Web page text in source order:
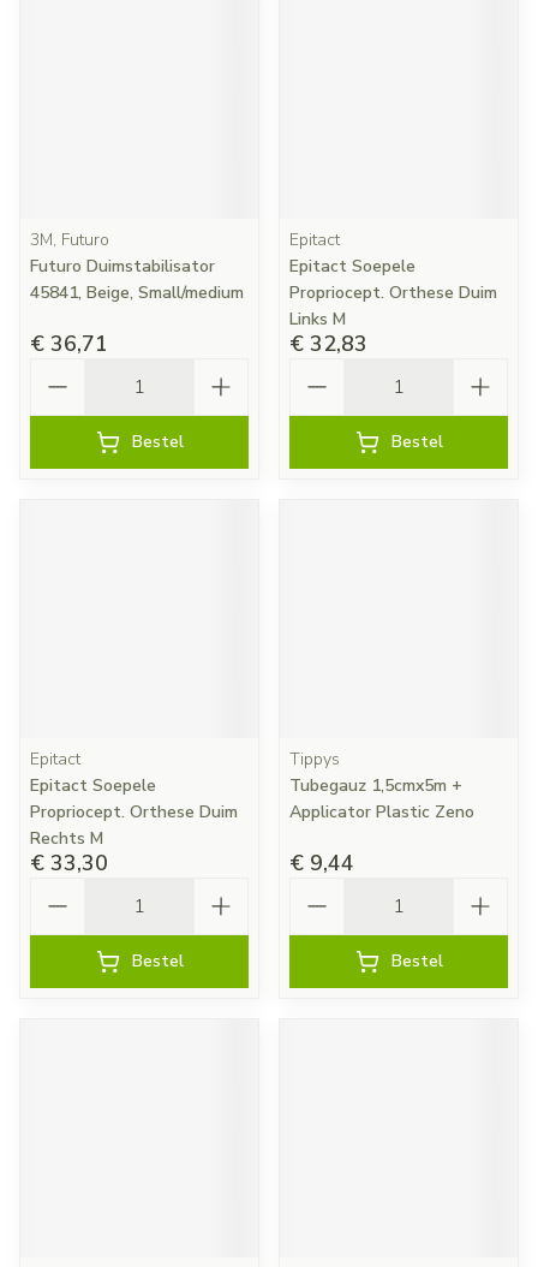
3M, Futuro
Futuro Duimstabilisator
45841, Beige, Small/medium
€ 36,71
Bestel
Epitact
Epitact Soepele
Propriocept. Orthese Duim
Links M
€ 32,83
Bestel
Epitact
Epitact Soepele
Propriocept. Orthese Duim
Rechts M
€ 33,30
Bestel
Tippys
Tubegauz 1,5cmx5m +
Applicator Plastic Zeno
€ 9,44
Bestel